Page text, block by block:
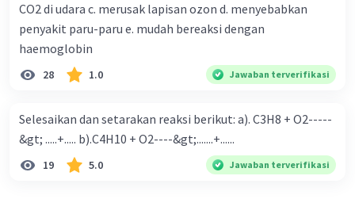
CO2 di udara c. merusak lapisan ozon d. menyebabkan
penyakit paru-paru e. mudah bereaksi dengan
haemoglobin
28 1.0 Jawaban terverifikasi
Selesaikan dan setarakan reaksi berikut: a). C3H8 + O2-----
&gt; .....+..... b).C4H10 + O2----&gt;.......+......
19 5.0 Jawaban terverifikasi